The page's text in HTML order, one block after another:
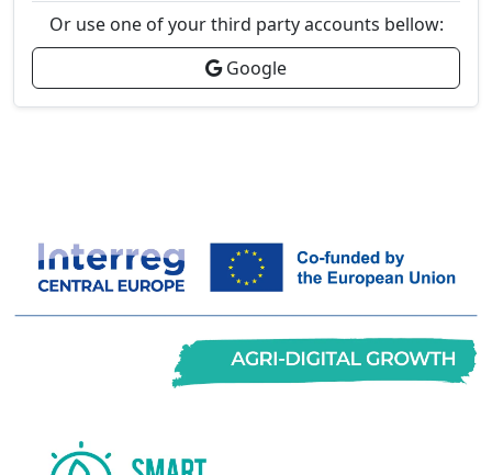
Or use one of your third party accounts bellow:
Google